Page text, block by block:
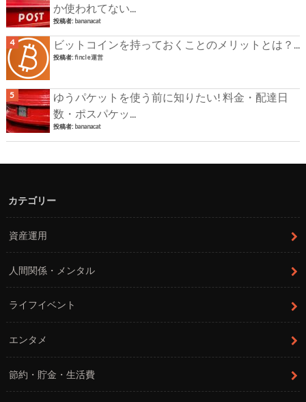
か使われてない...
投稿者: bananacat
ビットコインを持っておくことのメリットとは？...
投稿者:fincle運営
ゆうパケットを使う前に知りたい! 料金・配達日
数・ポスパケッ...
投稿者: bananacat
カテゴリー
資産運用
人間関係・メンタル
ライフイベント
エンタメ
節約・貯金・生活費